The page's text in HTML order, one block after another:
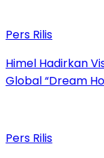
Pers Rilis
Himel Hadirkan
Global “Dream
Pers Rilis